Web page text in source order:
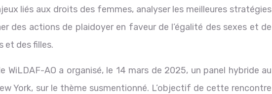
liés aux droits des femmes, analyser les meilleures stratégies
des actions de plaidoyer en faveur de l’égalité des sexes et de
et des filles.
WiLDAF-AO a organisé, le 14 mars de 2025, un panel hybride au
York, sur le thème susmentionné. L’objectif de cette rencontre